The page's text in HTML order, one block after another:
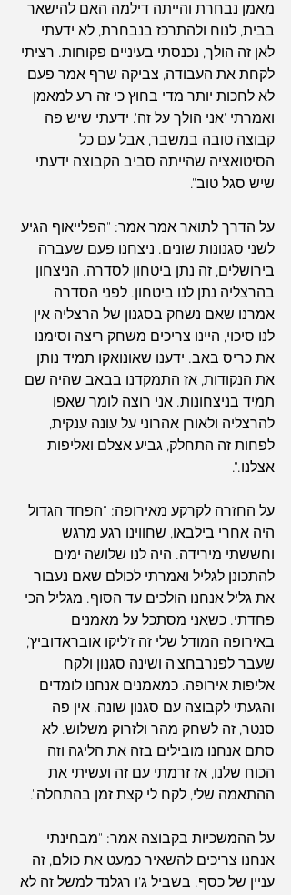
מאמן נבחרת והייתה דילמה האם להישאר
בבית, לנוח ולהתרכז בנבחרת, לא ידעתי
לאן זה הולך, נכנסתי בעיניים פקוחות. רציתי
לקחת את העבודה, צביקה שרף אמר פעם
לא לחכות יותר מדי בחוץ כי זה רע למאמן
ואמרתי 'אני הולך על זה'. ידעתי שיש פה
קבוצה טובה במשבר, אבל עם כל
הסיטואציה שהייתה סביב הקבוצה ידעתי
שיש סגל טוב".
על הדרך לתואר אמר אמר: "הפלייאוף הגיע
לשני סגנונות שונים. ניצחנו פעם שעברה
בירושלים, זה נתן ביטחון לסדרה. הניצחון
בהרצליה נתן לנו ביטחון. לפני הסדרה
אמרנו שאם נשחק בסגנון של הרצליה אין
לנו סיכוי, היינו צריכים משחק ריצה וסימנו
את כריס באב. ידענו שאונואקו תמיד נותן
את הנקודות, אז התמקדנו בבאב שהיה שם
תמיד בניצחונות. אני רוצה לומר שאפו
להרצליה ולאורן אהרוני על עונה ענקית,
לפחות זה התחלק, גביע אצלם ואליפות
אצלנו.".
על החזרה לקרקע מאירופה: "הפחד הגדול
היה אחרי בילבאו, שחווינו רגע מרגש
וחששתי מירידה. היה לנו שלושה ימים
להתכונן לגליל ואמרתי לכולם שאם נעבור
את גליל אנחנו הולכים עד הסוף. מגליל הכי
פחדתי. כשאני מסתכל על מאמנים
באירופה המודל שלי זה ז’ליקו אובראדוביץ’,
שעבר לפנרבחצ’ה ושינה סגנון ולקח
אליפות אירופה. כמאמנים אנחנו לומדים
והגעתי לקבוצה עם סגנון שונה. אין פה
סנטר, זה לשחק מהר ולזרוק משלוש. לא
סתם אנחנו מובילים בזה את הליגה וזה
הכוח שלנו, אז זרמתי עם זה ועשיתי את
ההתאמה שלי, לקח לי קצת זמן בהתחלה".
על ההמשכיות בקבוצה אמר: "מבחינתי
אנחנו צריכים להשאיר כמעט את כולם, זה
עניין של כסף. בשביל ג’ו רגלנד למשל זה לא